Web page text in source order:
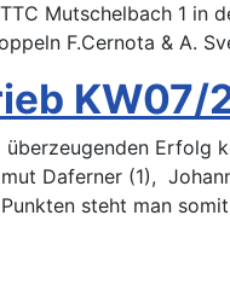
Mutschelbach 1 in
F.Cernota & A.
KW07/
überzeugenden Erfolg
Daferner (1),
steht man